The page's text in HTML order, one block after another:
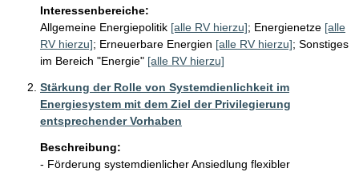
Interessenbereiche:
Allgemeine Energiepolitik [alle RV hierzu]; Energienetze [alle
RV hierzu]; Erneuerbare Energien [alle RV hierzu]; Sonstiges
im Bereich "Energie" [alle RV hierzu]
Stärkung der Rolle von Systemdienlichkeit im
Energiesystem mit dem Ziel der Privilegierung
entsprechender Vorhaben
Beschreibung:
- Förderung systemdienlicher Ansiedlung flexibler